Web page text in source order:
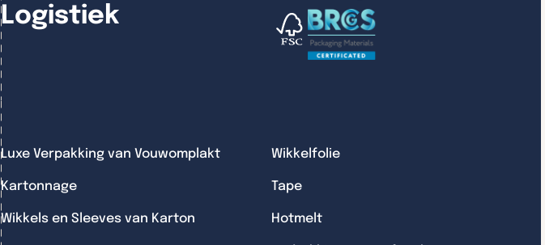
Logistiek
Luxe Verpakking van Vouwomplakt
Kartonnage
Wikkels en Sleeves van Karton
Wikkelfolie
Tape
Hotmelt